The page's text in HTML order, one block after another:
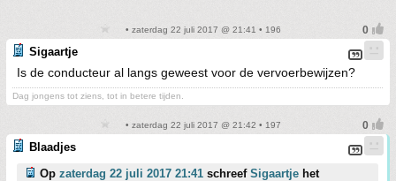
• zaterdag 22 juli 2017 @ 21:41 • 196
Sigaartje
Is de conducteur al langs geweest voor de vervoerbewijzen?
Dag jongens tot ziens, tot in betere tijden.
• zaterdag 22 juli 2017 @ 21:42 • 197
Blaadjes
Op zaterdag 22 juli 2017 21:41 schreef Sigaartje het